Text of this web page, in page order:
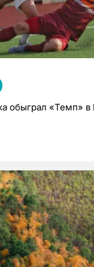
обыграл «Темп» в